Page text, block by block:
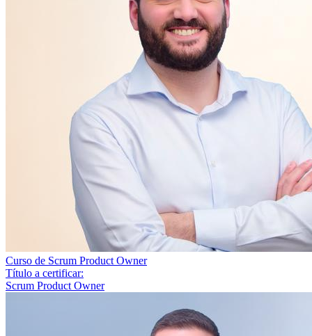
Curso de Scrum Product Owner
Título a certificar:
Scrum Product Owner